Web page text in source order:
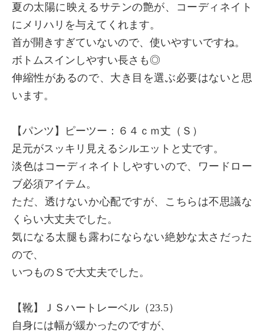
夏の太陽に映えるサテンの艶が、コーディネイト
にメリハリを与えてくれます。
首が開きすぎていないので、使いやすいですね。
ボトムスインしやすい長さも◎
伸縮性があるので、大き目を選ぶ必要はないと思
います。
【パンツ】ピーツー：６４ｃｍ丈（Ｓ）
足元がスッキリ見えるシルエットと丈です。
淡色はコーディネイトしやすいので、ワードロー
ブ必須アイテム。
ただ、透けないか心配ですが、こちらは不思議な
くらい大丈夫でした。
気になる太腿も露わにならない絶妙な太さだった
ので、
いつものＳで大丈夫でした。
【靴】ＪＳハートレーベル（23.5）
自身には幅が緩かったのですが、